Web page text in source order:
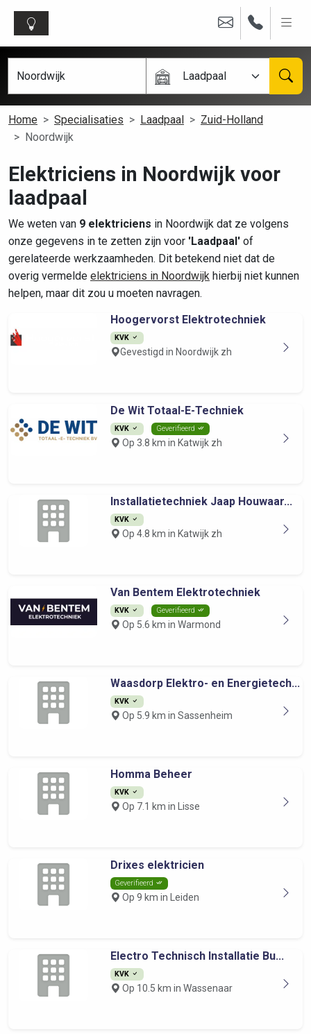
Laadpaal
Home Specialisaties Laadpaal
Zuid-Holland
Noordwijk
Elektriciens in Noordwijk voor
laadpaal
We weten van 9 elektriciens in Noordwijk dat ze volgens
onze gegevens in te zetten zijn voor 'Laadpaal' of
gerelateerde werkzaamheden. Dit betekend niet dat de
overig vermelde elektriciens in Noordwijk hierbij niet kunnen
helpen, maar dit zou u moeten navragen.
Hoogervorst Elektrotechniek
KVK
Gevestigd in Noordwijk zh
De Wit Totaal-E-Techniek
KVK Geverifieerd
Op 3.8 km in Katwijk zh
Installatietechniek Jaap Houwaar...
KVK
Op 4.8 km in Katwijk zh
Van Bentem Elektrotechniek
KVK Geverifieerd
Op 5.6 km in Warmond
Waasdorp Elektro- en Energietech...
KVK
Op 5.9 km in Sassenheim
Homma Beheer
KVK
Op 7.1 km in Lisse
Drixes elektricien
Geverifieerd
Op 9 km in Leiden
Electro Technisch Installatie Bu...
KVK
Op 10.5 km in Wassenaar